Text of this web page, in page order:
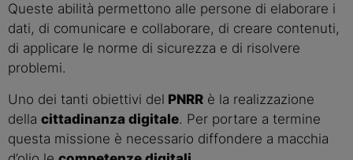
Queste abilità permettono alle persone di elaborare i
dati, di comunicare e collaborare, di creare contenuti,
di applicare le norme di sicurezza e di risolvere
problemi.
Uno dei tanti obiettivi del PNRR è la realizzazione
della cittadinanza digitale. Per portare a termine
questa missione è necessario diffondere a macchia